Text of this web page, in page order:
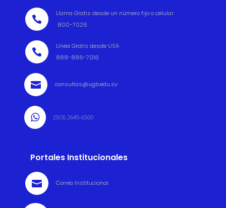

Llama Gratis desde un número fijo o celular
800-7026

Línea Gratis desde USA
888-886-7016
 consultas@ugb.edu.sv
 (503) 2645-6500
Portales Institucionales
 Correo Institucional